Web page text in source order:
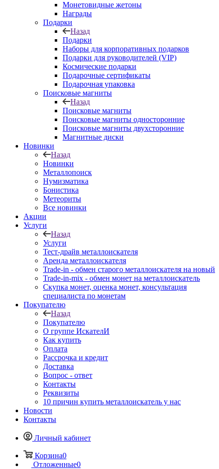
Монетовидные жетоны
Награды
Подарки
Назад
Подарки
Наборы для корпоративных подарков
Подарки для руководителей (VIP)
Космические подарки
Подарочные сертификаты
Подарочная упаковка
Поисковые магниты
Назад
Поисковые магниты
Поисковые магниты односторонние
Поисковые магниты двухсторонние
Магнитные диски
Новинки
Назад
Новинки
Металлопоиск
Нумизматика
Бонистика
Метеориты
Все новинки
Акции
Услуги
Назад
Услуги
Тест-драйв металлоискателя
Аренда металлоискателя
Trade-in - обмен старого металлоискателя на новый
Trade-in-mix - обмен монет на металлоискатель
Скупка монет, оценка монет, консультация
специалиста по монетам
Покупателю
Назад
Покупателю
О группе ИскателИ
Как купить
Оплата
Рассрочка и кредит
Доставка
Вопрос - ответ
Контакты
Реквизиты
10 причин купить металлоискатель у нас
Новости
Контакты
Личный кабинет
Корзина0
Отложенные0